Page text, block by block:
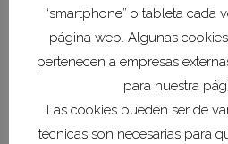
afectan a todos los
empresarios de la
Histórico de noticias
“smartphone” o tableta cada
página web. Algunas
pertenecen a empresas
para nuestra
Las cookies pueden ser de
técnicas son necesarias para